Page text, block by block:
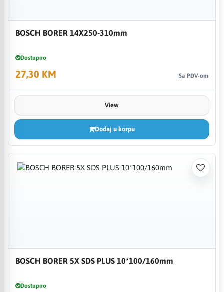
BOSCH BORER 14X250-310mm
Dostupno
27,30 KM Sa PDV-om
View
Dodaj u korpu
BOSCH BORER 5X SDS PLUS 10*100/160mm
Dostupno